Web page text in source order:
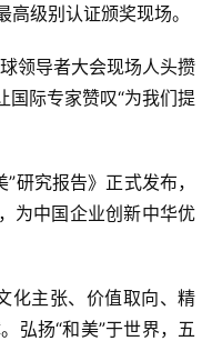
级别认证颁奖现场。
领导者大会现场人头攒
国际专家赞叹“为我们提
研究报告》正式发布，
为中国企业创新中华优
化主张、价值取向、精
弘扬“和美”于世界，五